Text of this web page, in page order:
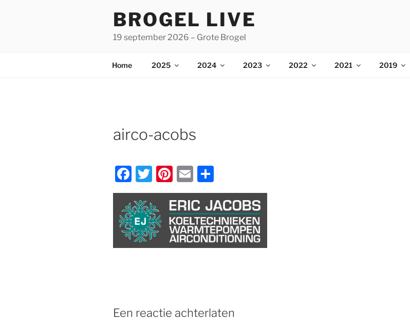
BROGEL LIVE
19 september 2026 – Grote Brogel
Home 2025 2024 2023 2022 2021 2019
airco-acobs
F
a
c
e
b
T
w
itt
er
Pi
nt
er
e
st
E
m
ai
l
el
e
n
Een reactie achterlaten